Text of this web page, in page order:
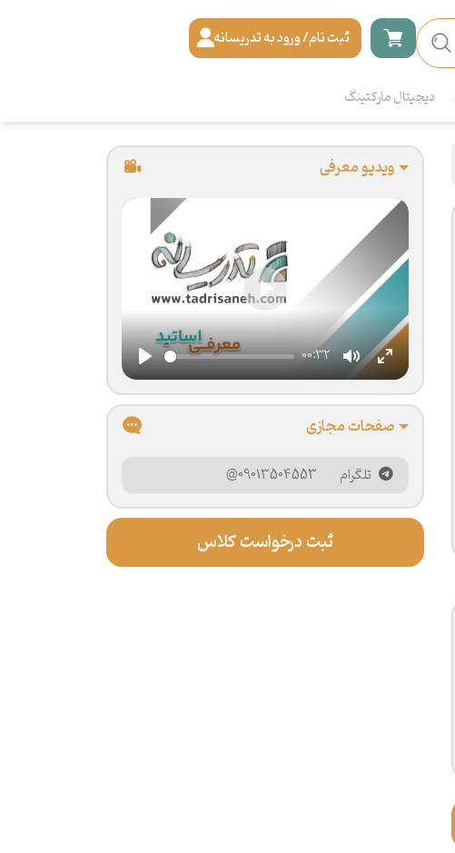
ثبت نام/ ورود به تدریسانه
دیجیتال مارکتینگ
ویدیو معرفی
Play
00:32
MuteEnter
fullscreen
Play
صفحات مجازی
تلگرام @09013504553
ثبت درخواست کلاس